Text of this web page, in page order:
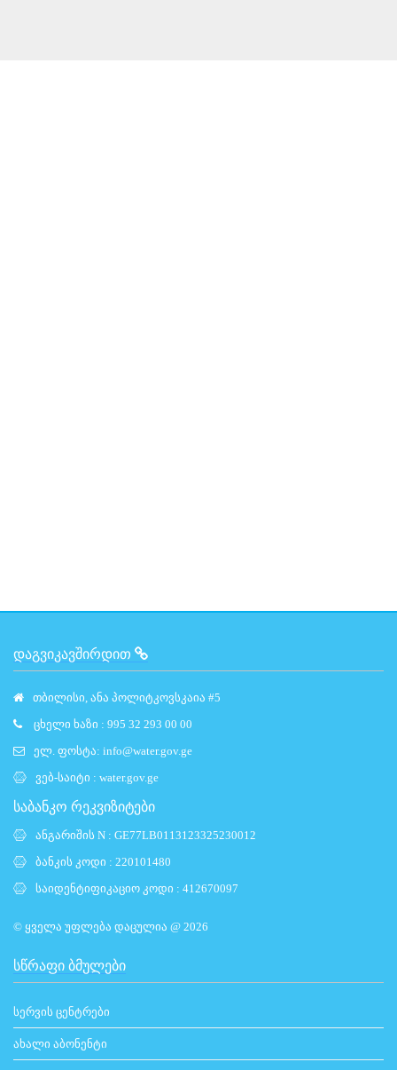
ᲓᲐᲒᲕᲘᲙᲐᲕᲨᲘᲠᲓᲘᲗ
თბილისი, ანა პოლიტკოვსკაია #5
ცხელი ხაზი : 995 32 293 00 00
ელ. ფოსტა: info@water.gov.ge
ვებ-საიტი : water.gov.ge
საბანკო რეკვიზიტები
ანგარიშის N : GE77LB0113123325230012
ბანკის კოდი : 220101480
საიდენტიფიკაციო კოდი : 412670097
© ყველა უფლება დაცულია @ 2026
ᲡᲬᲠᲐᲤᲘ ᲑᲛᲣᲚᲔᲑᲘ
სერვის ცენტრები
ახალი აბონენტი